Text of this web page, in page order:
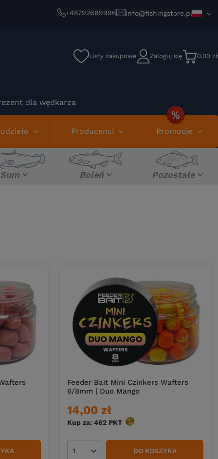
+48792669996 info@fishingstore.pl
Listy zakupowe Zaloguj się 0,00 zł
dla wędkarza
Producenci Promocje
Sum Boleń Pozostałe
Feeder Bait Mini Czinkers Wafters
6/8mm | Duo Mango
14,00 zł
Kup za: 462 PKT punktów
Ilość produktów DO KOSZYKA